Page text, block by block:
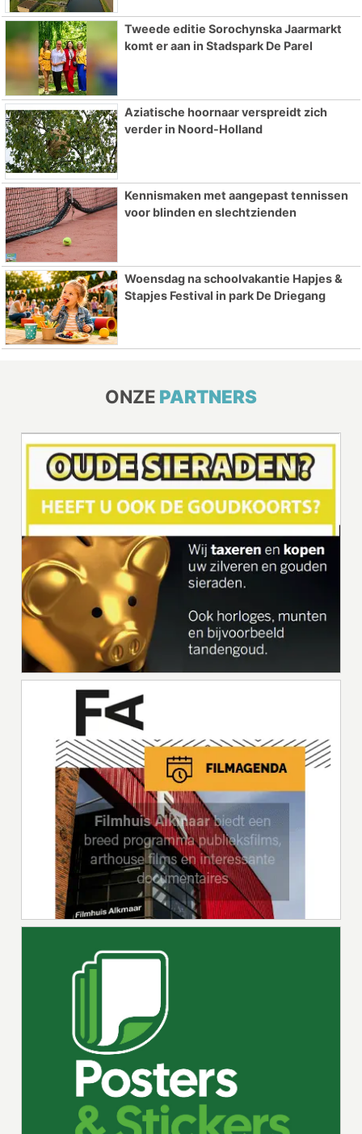
Tweede editie Sorochynska Jaarmarkt
komt er aan in Stadspark De Parel
Aziatische hoornaar verspreidt zich
verder in Noord-Holland
Kennismaken met aangepast tennissen
voor blinden en slechtzienden
Woensdag na schoolvakantie Hapjes &
Stapjes Festival in park De Driegang
ONZE PARTNERS